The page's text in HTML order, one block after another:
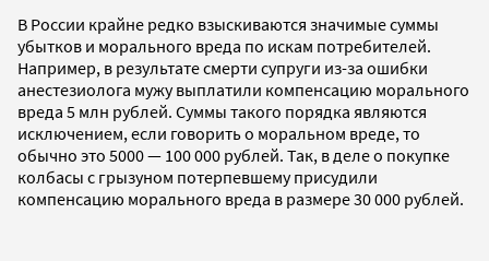
В России крайне редко взыскиваются значимые суммы
убытков и морального вреда по искам потребителей.
Например, в результате смерти супруги из-за ошибки
анестезиолога мужу выплатили компенсацию морального
вреда 5 млн рублей. Суммы такого порядка являются
исключением, если говорить о моральном вреде, то
обычно это 5000 — 100 000 рублей. Так, в деле о покупке
колбасы с грызуном потерпевшему присудили
компенсацию морального вреда в размере 30 000 рублей.